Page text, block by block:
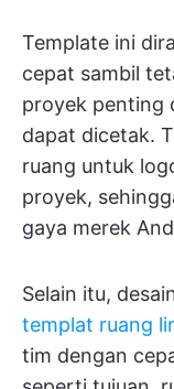
Template ini
cepat sambil
proyek penting
dapat dicetak.
ruang untuk
proyek,
gaya merek
Selain itu,
templat ruang
tim dengan